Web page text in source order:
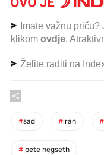
Imate važnu priču?
klikom ovdje.
Želite raditi na
#sad #iran #
# pete hegseth